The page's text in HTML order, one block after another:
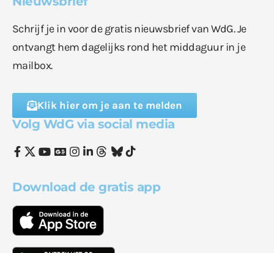
Schrijf je in voor de gratis nieuwsbrief van WdG. Je
ontvangt hem dagelijks rond het middaguur in je
mailbox.
Klik hier om je aan te melden
Volg WdG via social media
Download de gratis app